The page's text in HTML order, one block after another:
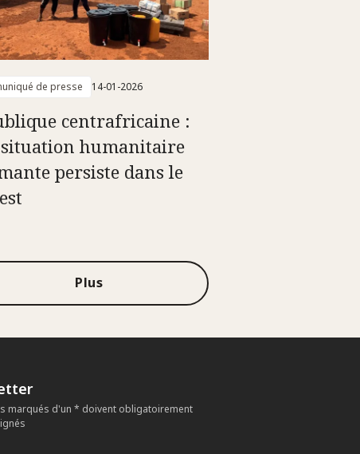
de presse 14-01-2026
centrafricaine :
humanitaire
persiste dans le
Plus
marqués d'un * doivent obligatoirement